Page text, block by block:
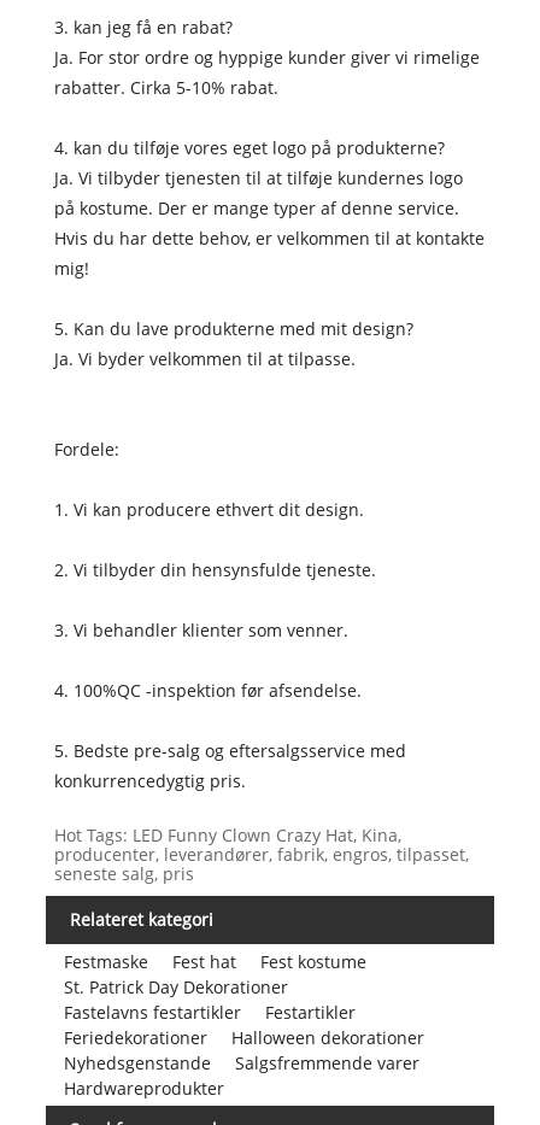
3. kan jeg få en rabat?
Ja. For stor ordre og hyppige kunder giver vi rimelige
rabatter. Cirka 5-10% rabat.
4. kan du tilføje vores eget logo på produkterne?
Ja. Vi tilbyder tjenesten til at tilføje kundernes logo
på kostume. Der er mange typer af denne service.
Hvis du har dette behov, er velkommen til at kontakte
mig!
5. Kan du lave produkterne med mit design?
Ja. Vi byder velkommen til at tilpasse.
Fordele:
1. Vi kan producere ethvert dit design.
2. Vi tilbyder din hensynsfulde tjeneste.
3. Vi behandler klienter som venner.
4. 100%QC -inspektion før afsendelse.
5. Bedste pre-salg og eftersalgsservice med
konkurrencedygtig pris.
Hot Tags: LED Funny Clown Crazy Hat, Kina,
producenter, leverandører, fabrik, engros, tilpasset,
seneste salg, pris
Relateret kategori
Festmaske
Fest hat
Fest kostume
St. Patrick Day Dekorationer
Fastelavns festartikler
Festartikler
Feriedekorationer
Halloween dekorationer
Nyhedsgenstande
Salgsfremmende varer
Hardwareprodukter